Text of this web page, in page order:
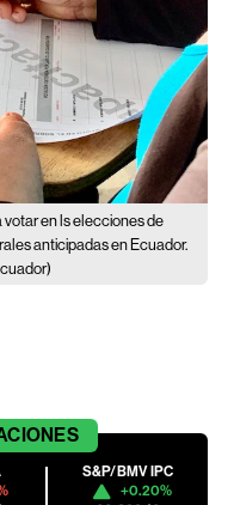
en ls elecciones de
anticipadas en Ecuador.
S&P/BMV IPC
+0.20%